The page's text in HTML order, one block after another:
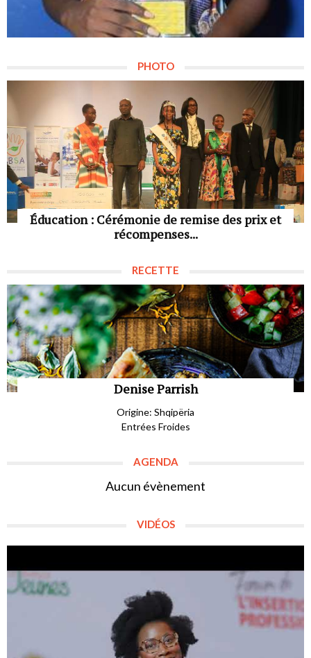
PHOTO
Éducation : Cérémonie de remise des prix et
récompenses...
RECETTE
Denise Parrish
Origine: Shqipëria
Entrées Froides
AGENDA
Aucun évènement
VIDÉOS